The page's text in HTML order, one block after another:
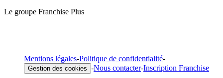
Le groupe Franchise Plus
Mentions légales-Politique de confidentialité-
Gestion des cookies -Nous contacter-Inscription Franchise